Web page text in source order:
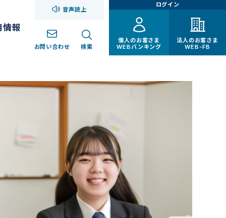
情報
音声読上
お問い合わせ 検索
ログイン
個人のお客さま
WEBバンキング
法人のお客さま
WEB-FB